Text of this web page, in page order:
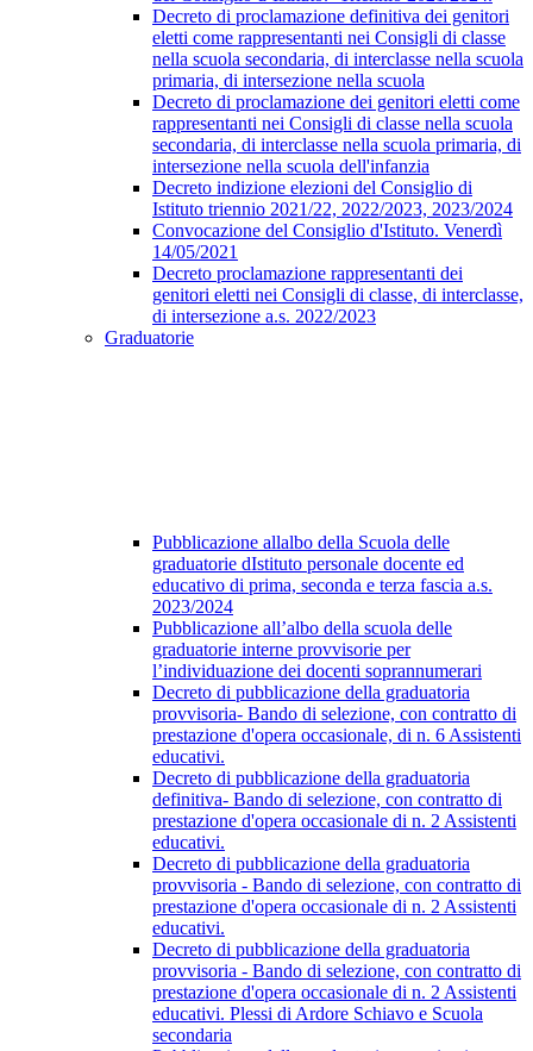
Decreto di proclamazione definitiva dei genitori
eletti come rappresentanti nei Consigli di classe
nella scuola secondaria, di interclasse nella scuola
primaria, di intersezione nella scuola
Decreto di proclamazione dei genitori eletti come
rappresentanti nei Consigli di classe nella scuola
secondaria, di interclasse nella scuola primaria, di
intersezione nella scuola dell'infanzia
Decreto indizione elezioni del Consiglio di
Istituto triennio 2021/22, 2022/2023, 2023/2024
Convocazione del Consiglio d'Istituto. Venerdì
14/05/2021
Decreto proclamazione rappresentanti dei
genitori eletti nei Consigli di classe, di interclasse,
di intersezione a.s. 2022/2023
Graduatorie
Pubblicazione allalbo della Scuola delle
graduatorie dIstituto personale docente ed
educativo di prima, seconda e terza fascia a.s.
2023/2024
Pubblicazione all’albo della scuola delle
graduatorie interne provvisorie per
l’individuazione dei docenti soprannumerari
Decreto di pubblicazione della graduatoria
provvisoria- Bando di selezione, con contratto di
prestazione d'opera occasionale, di n. 6 Assistenti
educativi.
Decreto di pubblicazione della graduatoria
definitiva- Bando di selezione, con contratto di
prestazione d'opera occasionale di n. 2 Assistenti
educativi.
Decreto di pubblicazione della graduatoria
provvisoria - Bando di selezione, con contratto di
prestazione d'opera occasionale di n. 2 Assistenti
educativi.
Decreto di pubblicazione della graduatoria
provvisoria - Bando di selezione, con contratto di
prestazione d'opera occasionale di n. 2 Assistenti
educativi. Plessi di Ardore Schiavo e Scuola
secondaria